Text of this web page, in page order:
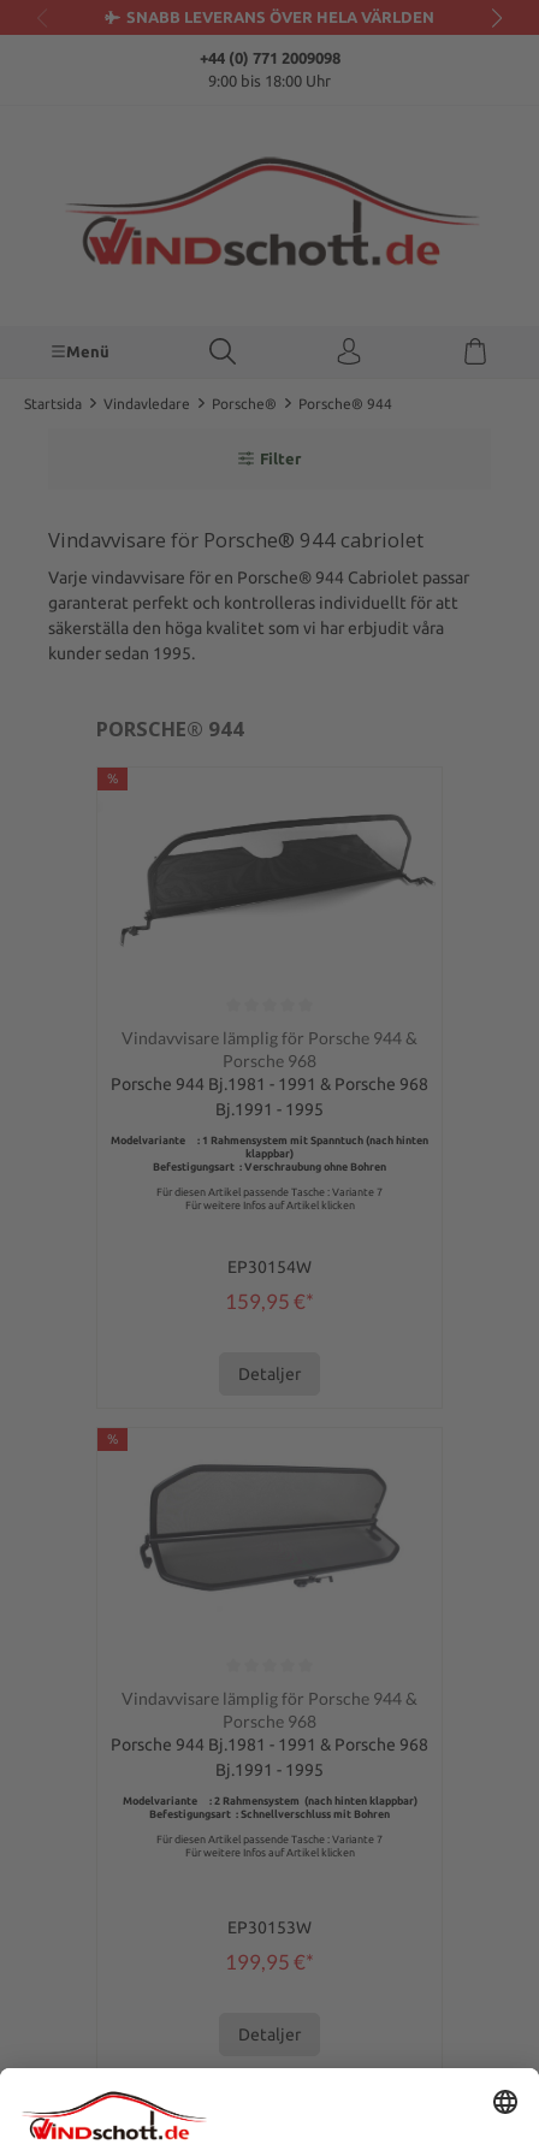
SNABB LEVERANS ÖVER HELA VÄRLDEN
+44 (0) 771 2009098
9:00 bis 18:00 Uhr
Menü
Startsida Vindavledare Porsche® Porsche® 944
Filter
Vindavvisare för Porsche® 944 cabriolet
Varje vindavvisare för en Porsche® 944 Cabriolet passar
garanterat perfekt och kontrolleras individuellt för att
säkerställa den höga kvalitet som vi har erbjudit våra
kunder sedan 1995.
PORSCHE® 944
%
Genomsnittligt betyg på 0 av 5 stjärnor
Vindavvisare lämplig för Porsche 944 &
Porsche 968
Porsche 944 Bj.1981 - 1991 & Porsche 968
Bj.1991 - 1995
Modelvariante : 1 Rahmensystem mit Spanntuch (nach hinten
klappbar)
Befestigungsart : Verschraubung ohne Bohren
Für diesen Artikel passende Tasche : Variante 7
Für weitere Infos auf Artikel klicken
EP30154W
159,95 €*
Detaljer
%
Genomsnittligt betyg på 0 av 5 stjärnor
Vindavvisare lämplig för Porsche 944 &
Porsche 968
Porsche 944 Bj.1981 - 1991 & Porsche 968
Bj.1991 - 1995
Modelvariante : 2 Rahmensystem (nach hinten klappbar)
Befestigungsart : Schnellverschluss mit Bohren
Für diesen Artikel passende Tasche : Variante 7
Für weitere Infos auf Artikel klicken
EP30153W
199,95 €*
Detaljer